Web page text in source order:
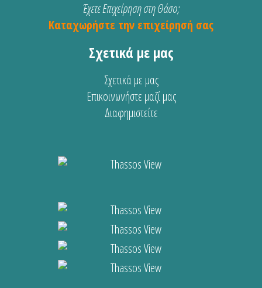
Έχετε Επιχείρηση στη Θάσο;
Καταχωρήστε την επιχείρησή σας
Σχετικά με μας
Σχετικά με μας
Επικοινωνήστε μαζί μας
Διαφημιστείτε